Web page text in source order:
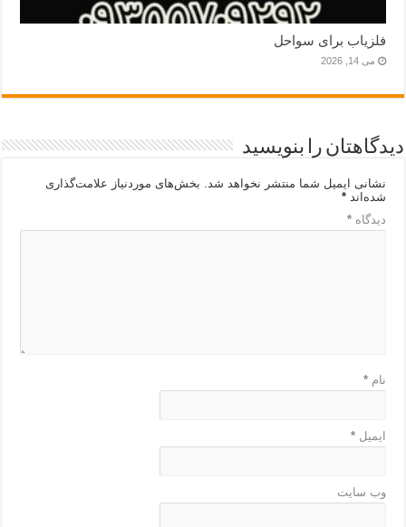
فلزیاب برای سواحل
می 14, 2026
دیدگاهتان را بنویسید
نشانی ایمیل شما منتشر نخواهد شد.
بخش‌های موردنیاز علامت‌گذاری
شده‌اند*
دیدگاه*
نام*
ایمیل*
وب‌ سایت